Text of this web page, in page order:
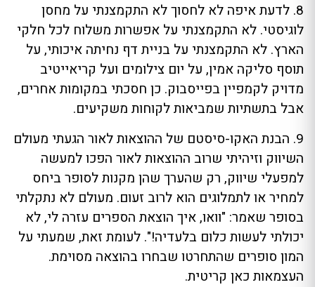
8. לדעת איפה לא לחסוך לא התקמצנתי על מחסן
לוגיסטי. לא התקמצנתי על אפשרות משלוח לכל חלקי
הארץ. לא התקמצנתי על בניית דף נחיתה איכותי, על
תוסף סליקה אמין, על יום צילומים ועל קריאייטיב
מדויק לקמפיין בפייסבוק. כן חסכתי במקומות אחרים,
אבל בתשתיות שמביאות לקוחות משקיעים.
9. הבנת האקו-סיסטם של ההוצאות לאור הגעתי מעולם
השיווק וזיהיתי שרוב ההוצאות לאור הפכו למעשה
למפעלי שיווק, רק שהערך שהן מקנות לסופר ביחס
למחיר או לתמלוגים הוא לרוב זעום. מעולם לא נתקלתי
בסופר שאמר: "וואו, איך הוצאת הספרים עזרה לי, לא
יכולתי לעשות כלום בלעדיה!". לעומת זאת, שמעתי על
המון סופרים שהתחרטו שבחרו בהוצאה מסוימת.
העצמאות כאן קריטית.